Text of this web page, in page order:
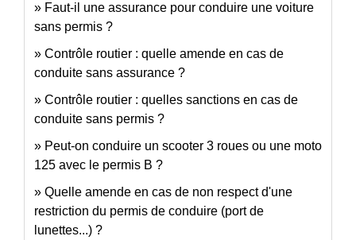
Faut-il une assurance pour conduire une voiture
sans permis ?
Contrôle routier : quelle amende en cas de
conduite sans assurance ?
Contrôle routier : quelles sanctions en cas de
conduite sans permis ?
Peut-on conduire un scooter 3 roues ou une moto
125 avec le permis B ?
Quelle amende en cas de non respect d'une
restriction du permis de conduire (port de
lunettes...) ?